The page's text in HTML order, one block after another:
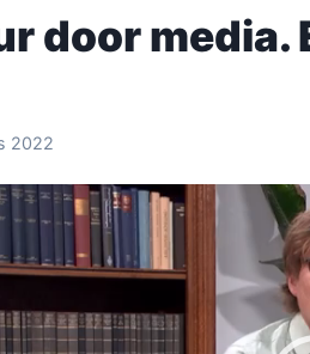
door media.
2022